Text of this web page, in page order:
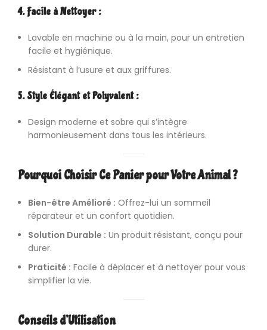
4. Facile à Nettoyer :
Lavable en machine ou à la main, pour un entretien
facile et hygiénique.
Résistant à l’usure et aux griffures.
5. Style Élégant et Polyvalent :
Design moderne et sobre qui s’intègre
harmonieusement dans tous les intérieurs.
Pourquoi Choisir Ce Panier pour Votre Animal ?
Bien-être Amélioré : Offrez-lui un sommeil
réparateur et un confort quotidien.
Solution Durable : Un produit résistant, conçu pour
durer.
Praticité : Facile à déplacer et à nettoyer pour vous
simplifier la vie.
Conseils d’Utilisation